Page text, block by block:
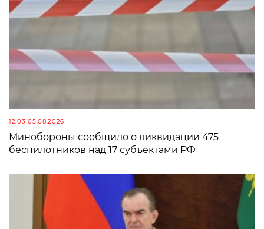
12:03 05.08.2026
Минобороны сообщило о ликвидации 475
беспилотников над 17 субъектами РФ